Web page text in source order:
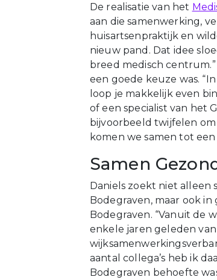
De realisatie van het
aan die samenwerking,
huisartsenpraktijk en
nieuw pand. Dat idee
breed medisch
een goede keuze was.
loop je makkelijk even
of een specialist van het
bijvoorbeeld twijfelen
komen we samen tot
Samen
Daniels zoekt niet alleen
Bodegraven, maar ook
Bodegraven. “Vanuit de
enkele jaren geleden
aantal collega’s heb ik
Bodegraven behoefte